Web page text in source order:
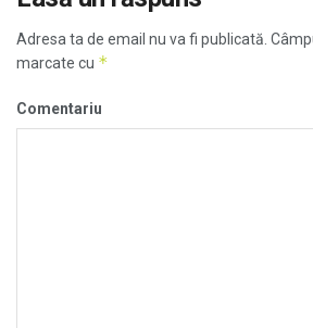
Adresa ta de email nu va fi publicată.
marcate cu *
Comentariu